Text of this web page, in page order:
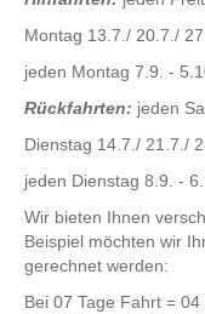
Montag 13.7./ 20.7./
jeden Montag 7.9. -
Rückfahrten: jeden
Dienstag 14.7./ 21.7./
jeden Dienstag 8.9. -
Wir bieten Ihnen
Beispiel möchten wir
gerechnet werden:
Bei 07 Tage Fahrt =